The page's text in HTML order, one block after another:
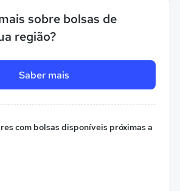
sobre bolsas de
região?
Saber mais
com bolsas disponíveis próximas a